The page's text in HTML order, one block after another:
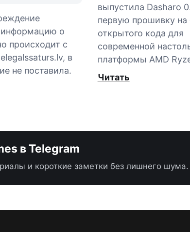
информацию о
происходит с
в
не поставила.
выпустила Dasharo
первую прошивку на
открытого кода для
современной
платформы AMD
Читать
в Telegram
и короткие заметки без лишнего шума.